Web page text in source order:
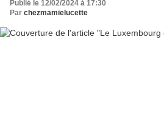
Publié le 12/02/2024 à 17:30
Par chezmamielucette